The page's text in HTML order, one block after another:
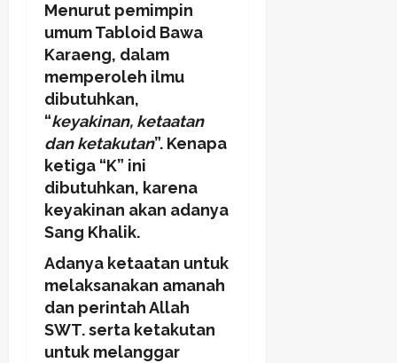
Menurut pemimpin
umum Tabloid Bawa
Karaeng, dalam
memperoleh ilmu
dibutuhkan,
“keyakinan, ketaatan
dan ketakutan”. Kenapa
ketiga “K” ini
dibutuhkan, karena
keyakinan akan adanya
Sang Khalik.
Adanya ketaatan untuk
melaksanakan amanah
dan perintah Allah
SWT. serta ketakutan
untuk melanggar